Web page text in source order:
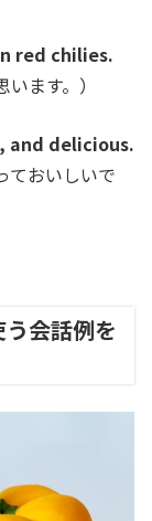
red chilies.
ます。）
and delicious.
ておいしいで
う会話例を